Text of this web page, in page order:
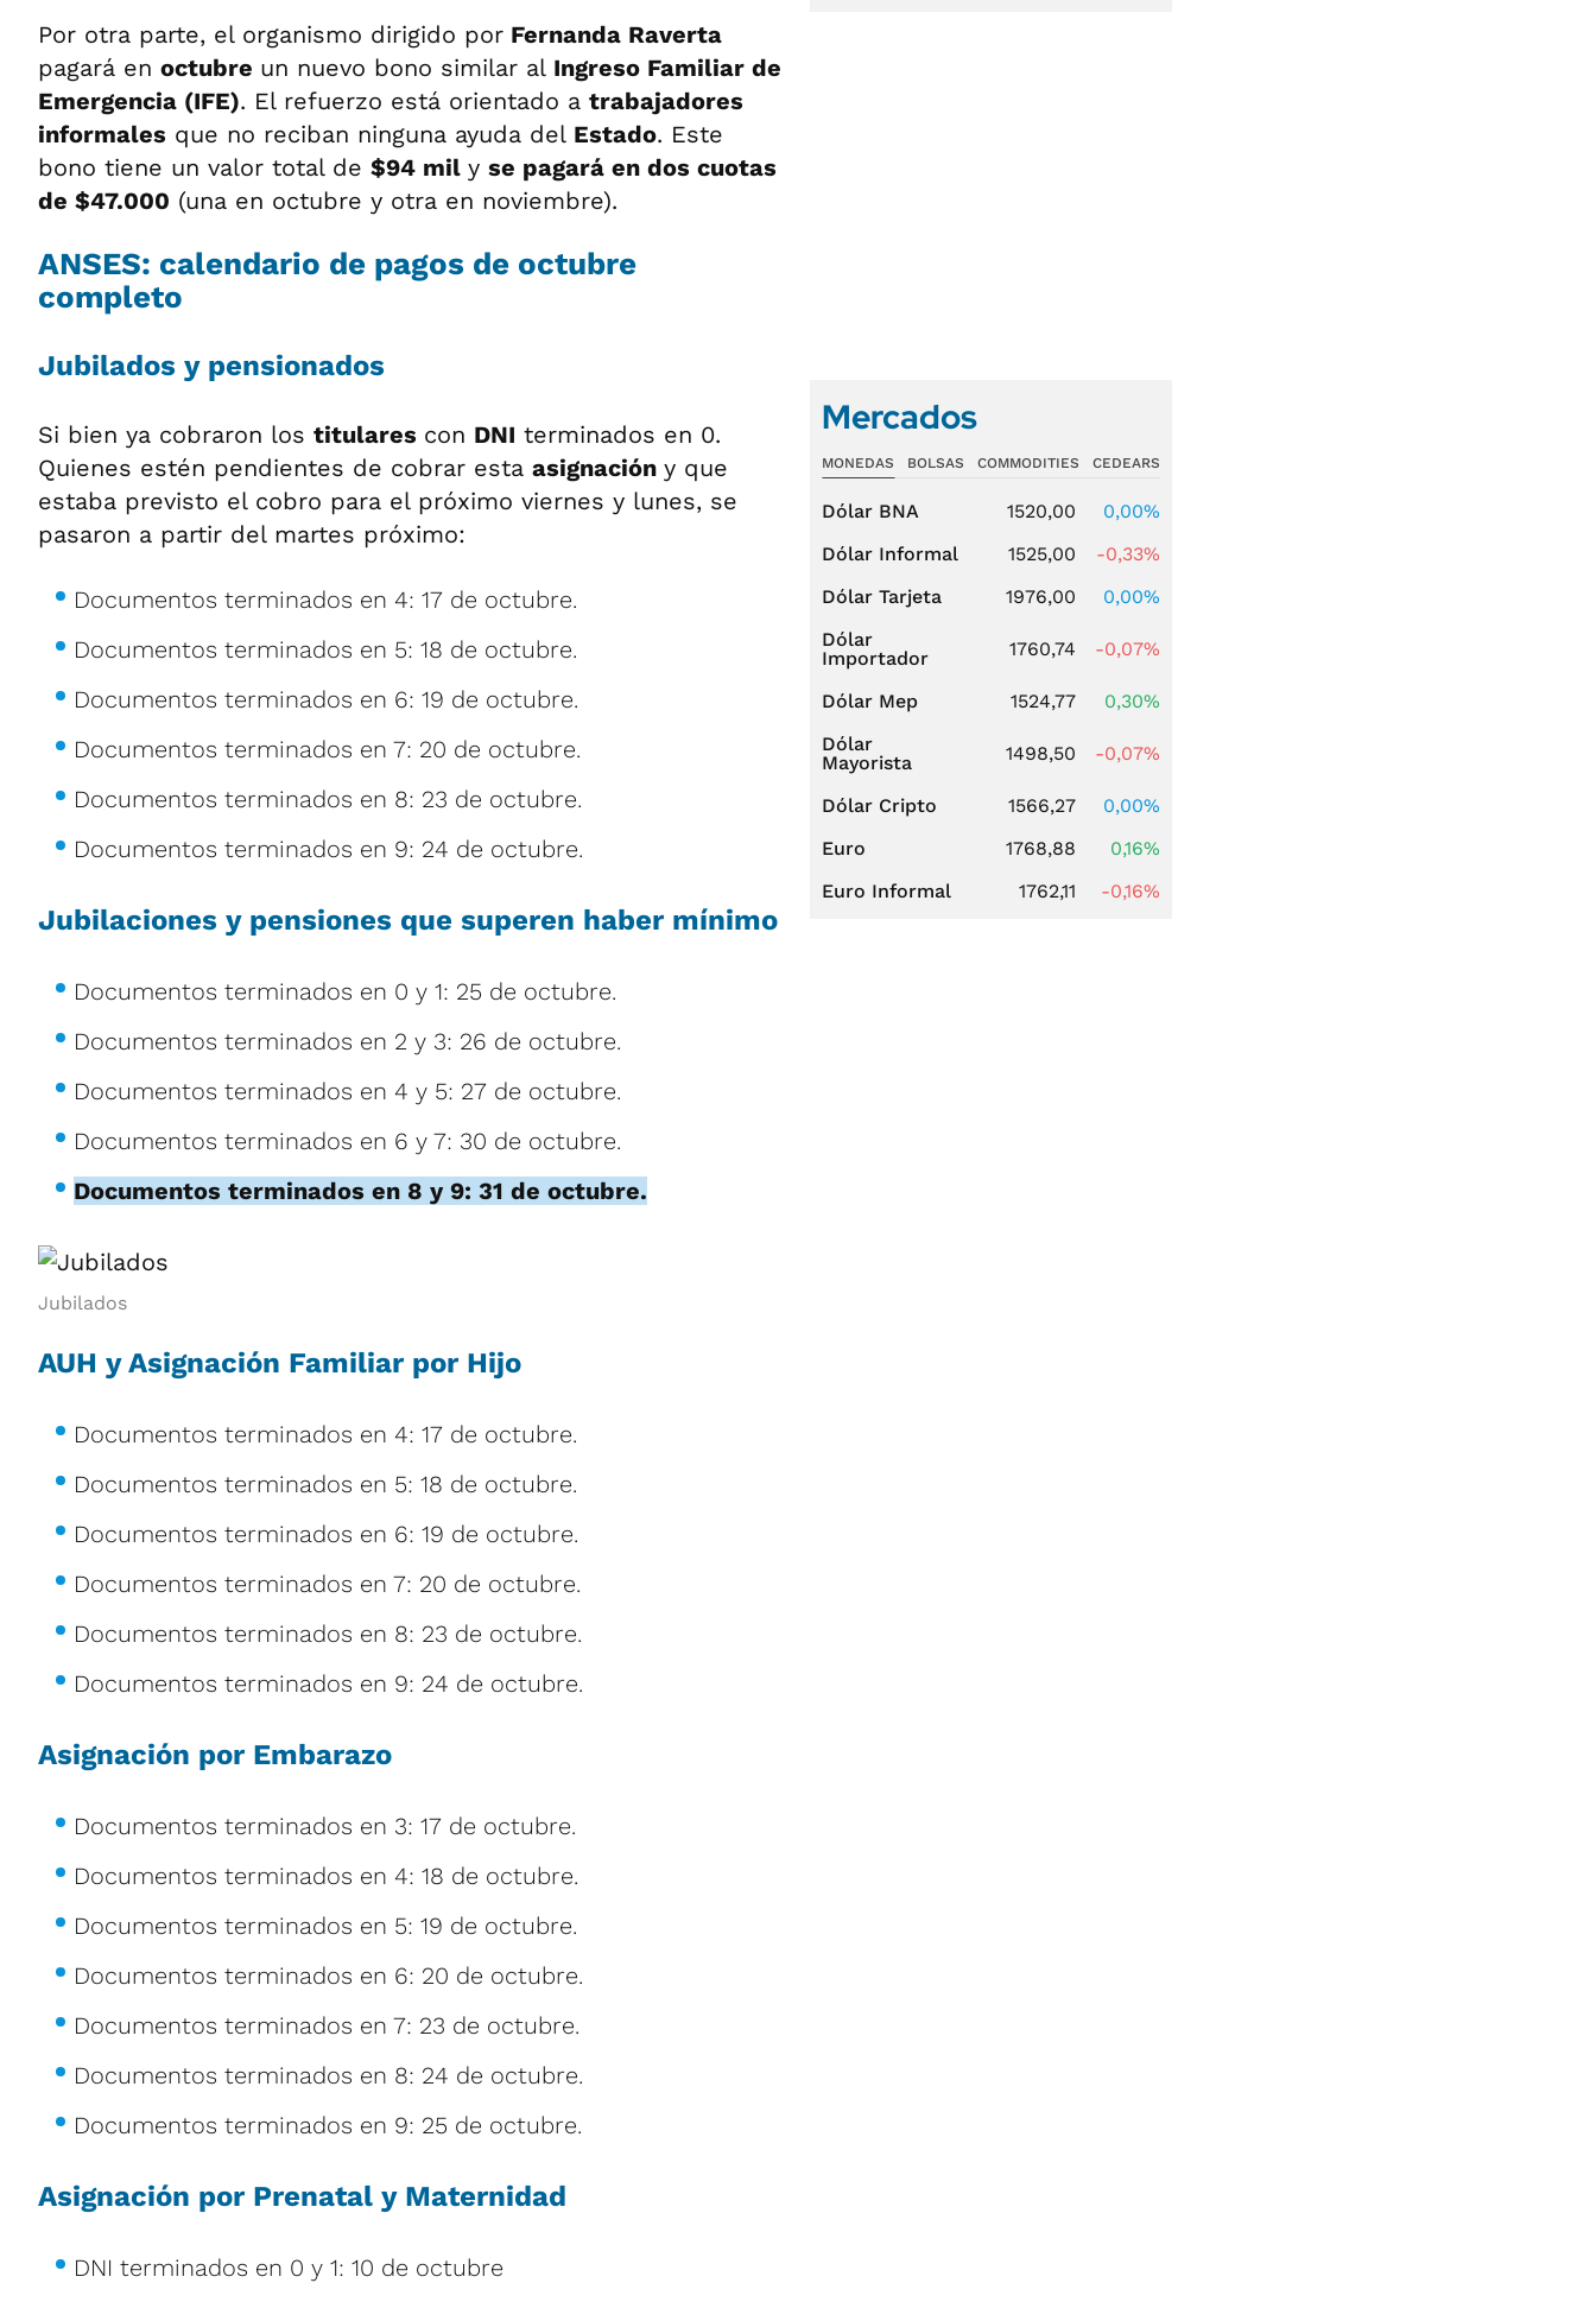
Por otra parte, el organismo dirigido por Fernanda Raverta
pagará en octubre un nuevo bono similar al Ingreso Familiar de
Emergencia (IFE). El refuerzo está orientado a trabajadores
informales que no reciban ninguna ayuda del Estado. Este
bono tiene un valor total de $94 mil y se pagará en dos cuotas
de $47.000 (una en octubre y otra en noviembre).
ANSES: calendario de pagos de octubre
completo
Jubilados y pensionados
Si bien ya cobraron los titulares con DNI terminados en 0.
Quienes estén pendientes de cobrar esta asignación y que
estaba previsto el cobro para el próximo viernes y lunes, se
pasaron a partir del martes próximo:
Documentos terminados en 4: 17 de octubre.
Documentos terminados en 5: 18 de octubre.
Documentos terminados en 6: 19 de octubre.
Documentos terminados en 7: 20 de octubre.
Documentos terminados en 8: 23 de octubre.
Documentos terminados en 9: 24 de octubre.
Jubilaciones y pensiones que superen haber mínimo
Documentos terminados en 0 y 1: 25 de octubre.
Documentos terminados en 2 y 3: 26 de octubre.
Documentos terminados en 4 y 5: 27 de octubre.
Documentos terminados en 6 y 7: 30 de octubre.
Documentos terminados en 8 y 9: 31 de octubre.
Jubilados
AUH y Asignación Familiar por Hijo
Documentos terminados en 4: 17 de octubre.
Documentos terminados en 5: 18 de octubre.
Documentos terminados en 6: 19 de octubre.
Documentos terminados en 7: 20 de octubre.
Documentos terminados en 8: 23 de octubre.
Documentos terminados en 9: 24 de octubre.
Asignación por Embarazo
Documentos terminados en 3: 17 de octubre.
Documentos terminados en 4: 18 de octubre.
Documentos terminados en 5: 19 de octubre.
Documentos terminados en 6: 20 de octubre.
Documentos terminados en 7: 23 de octubre.
Documentos terminados en 8: 24 de octubre.
Documentos terminados en 9: 25 de octubre.
Asignación por Prenatal y Maternidad
DNI terminados en 0 y 1: 10 de octubre
Mercados
MONEDAS BOLSAS COMMODITIES CEDEARS
Dólar BNA 1520,00
0,00%
Dólar Informal
1525,00
-0,33%
Dólar Tarjeta
1976,00
0,00%
Dólar
Importador
1760,74 -0,07%
Dólar Mep 1524,77
0,30%
Dólar
Mayorista
1498,50 -0,07%
Dólar Cripto 1566,27
0,00%
Euro
1768,88
0,16%
Euro Informal
1762,11 -0,16%